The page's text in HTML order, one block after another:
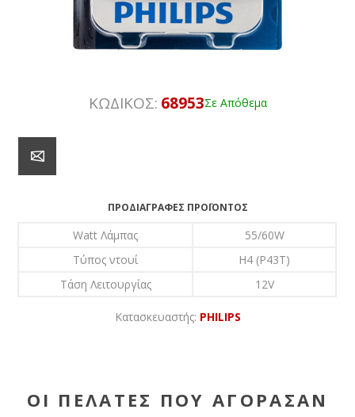
ΚΩΔΙΚΟΣ: 68953Σε Απόθεμα
ΠΡΟΔΙΑΓΡΑΦΈΣ ΠΡΟΪΌΝΤΟΣ
Watt Λάμπας
55/60W
Τύπος ντουί
H4 (P43T)
Τάση Λειτουργίας
12V
Κατασκευαστής: PHILIPS
ΟΙ ΠΕΛΆΤΕΣ ΠΟΥ ΑΓΌΡΑΣΑΝ